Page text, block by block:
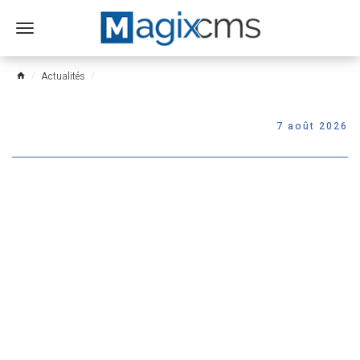
Ouvrir
menu
home Actualités
7 août 2026